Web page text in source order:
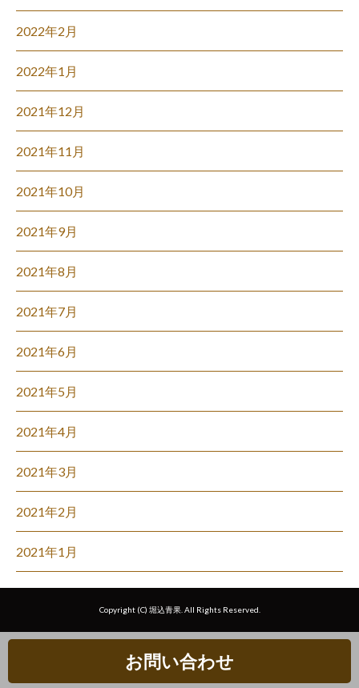
2022年2月
2022年1月
2021年12月
2021年11月
2021年10月
2021年9月
2021年8月
2021年7月
2021年6月
2021年5月
2021年4月
2021年3月
2021年2月
2021年1月
Copyright (C) 堀込青果. All Rights Reserved.
お問い合わせ